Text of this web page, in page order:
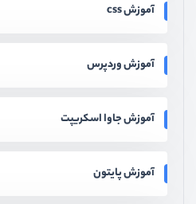
آموزش css
آموزش وردپرس
آموزش جاوا اسکریپت
آموزش پایتون